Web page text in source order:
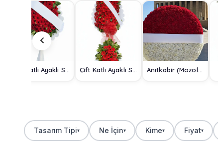
Tek Katlı Ayaklı Sepet Çift Katlı Ayaklı Sepet Anıtkabir (Mozole) Çelengi
Tasarım Tipi▾ Ne İçin▾ Kime▾ Fiyat▾